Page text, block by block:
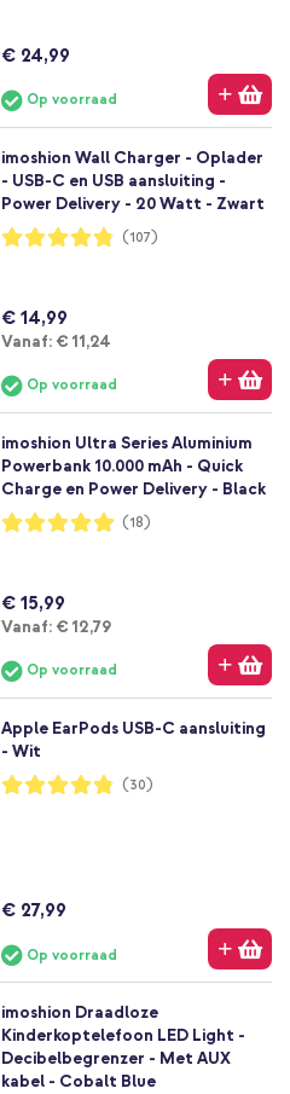
€ 24,99
Op voorraad
imoshion Wall Charger - Oplader
- USB-C en USB aansluiting -
Power Delivery - 20 Watt - Zwart
Waardering:
96%
(107)
€ 14,99
Vanaf: Vanaf
€ 11,24
Op voorraad
imoshion Ultra Series Aluminium
Powerbank 10.000 mAh - Quick
Charge en Power Delivery - Black
Waardering:
99%
(18)
€ 15,99
Vanaf: Vanaf
€ 12,79
Op voorraad
Apple EarPods USB-C aansluiting
- Wit
Waardering:
96%
(30)
€ 27,99
Op voorraad
imoshion Draadloze
Kinderkoptelefoon LED Light -
Decibelbegrenzer - Met AUX
kabel - Cobalt Blue